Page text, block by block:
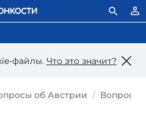
файлы. Что это значит?
об Австрии Вопросы